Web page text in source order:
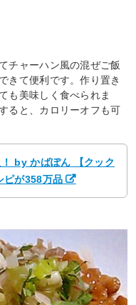
チャーハン風の混ぜご飯
きて便利です。作り置き
も美味しく食べられま
ると、カロリーオフも可
by かばぽん 【クック
ピが358万品